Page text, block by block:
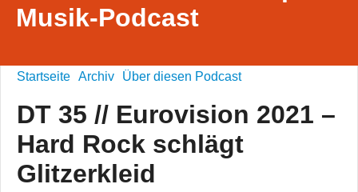
Musik-Podcast
Startseite Archiv Über diesen Podcast
DT 35 // Eurovision 2021 –
Hard Rock schlägt
Glitzerkleid